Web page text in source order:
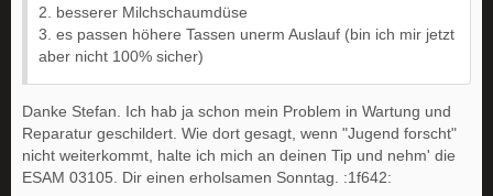
2. besserer Milchschaumdüse
3. es passen höhere Tassen unerm Auslauf (bin ich mir jetzt
aber nicht 100% sicher)
Danke Stefan. Ich hab ja schon mein Problem in Wartung und
Reparatur geschildert. Wie dort gesagt, wenn "Jugend forscht"
nicht weiterkommt, halte ich mich an deinen Tip und nehm' die
ESAM 03105. Dir einen erholsamen Sonntag. :1f642: